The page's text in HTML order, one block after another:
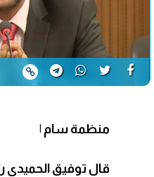
منظمة سام |
قال توفيق